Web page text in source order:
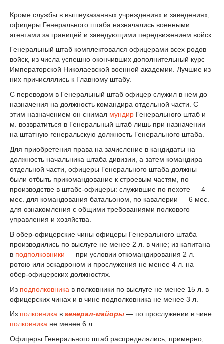
Кроме службы в вышеуказанных учреждениях и заведениях,
офицеры Генерального штаба назначались военными
агентами за границей и заведующими передвижением войск.
Генеральный штаб комплектовался офицерами всех родов
войск, из числа успешно окончивших дополнительный курс
Императорской Николаевской военной академии. Лучшие из
них причислялись к Главному штабу.
С переводом в Генеральный штаб офицер служил в нем до
назначения на должность командира отдельной части. С
этим назначением он снимал мундир Генерального штаб и
м. возвратиться в Генеральный штаб лишь при назначении
на штатную генеральскую должность Генерального штаба.
Для приобретения права на зачисление в кандидаты на
должность начальника штаба дивизии, а затем командира
отдельной части, офицеры Генерального штаба должны
были отбыть прикомандование к строевым частям, по
производстве в штабс-офицеры: служившие по пехоте — 4
мес. для командования батальоном, по кавалерии — 6 мес.
для ознакомления с общими требованиями полкового
управления и хозяйства.
В обер-офицерские чины офицеры Генерального штаба
производились по выслуге не менее 2 л. в чине; из капитана
в подполковники — при условии откомандирования 2 л.
ротою или эскадроном и прослужения не менее 4 л. на
обер-офицерских должностях.
Из подполковника в полковники по выслуге не менее 15 л. в
офицерских чинах и в чине подполковника не менее 3 л.
Из полковника в генерал-майоры — по прослужении в чине
полковника не менее 6 л.
Офицеры Генерального штаб распределялись, примерно,